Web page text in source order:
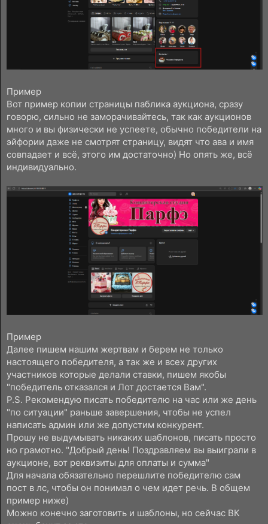
Пример
Вот пример копии страницы паблика аукциона, сразу
говорю, сильно не заморачивайтесь, так как аукционов
много и вы физически не успеете, обычно победители на
эйфории даже не смотрят страницу, видят что ава и имя
совпадает и всё, этого им достаточно) Но опять же, всё
индивидуально.
Пример
Далее пишем нашим жертвам и берем не только
настоящего победителя, а так же и всех других
участников которые делали ставки, пишем якобы
"победитель отказался и Лот достается Вам".
P.S. Рекомендую писать победителю на час или же день
"по ситуации" раньше завершения, чтобы не успел
написать админ или же допустим конкурент.
Прошу не выдумывать никаких шаблонов, писать просто
но грамотно. "Добрый день! Поздравляем вы выиграли в
аукционе, вот реквизиты для оплаты и сумма"
Для начала обязательно перешлите победителю сам
пост в лс, чтобы он понимал о чем идет речь. В общем
пример ниже)
Можно конечно заготовить и шаблоны, но сейчас ВК